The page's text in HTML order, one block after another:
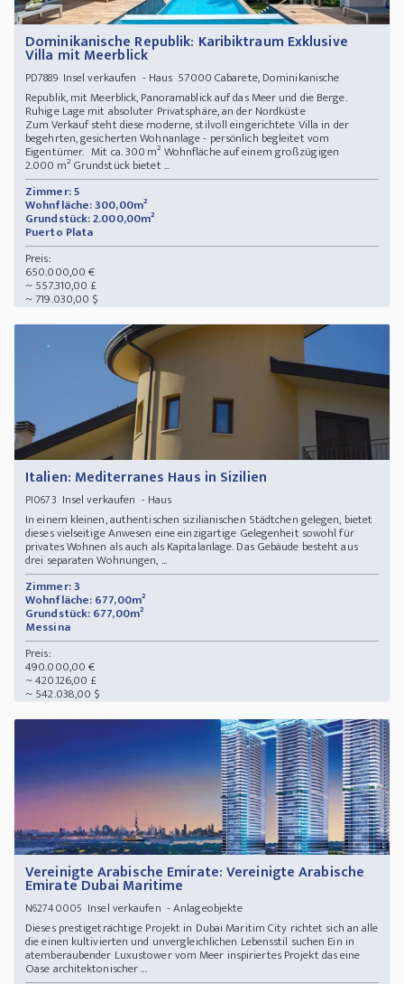
Dominikanische Republik: Karibiktraum Exklusive
Villa mit Meerblick
PD7889Insel verkaufen - Haus 57000 Cabarete, Dominikanische
Republik, mit Meerblick, Panoramablick auf das Meer und die Berge.
Ruhige Lage mit absoluter Privatsphäre, an der Nordküste
Zum Verkauf steht diese moderne, stilvoll eingerichtete Villa in der
begehrten, gesicherten Wohnanlage - persönlich begleitet vom
Eigentümer. Mit ca. 300 m² Wohnfläche auf einem großzügigen
2.000 m² Grundstück bietet ...
Zimmer: 5
Wohnfläche: 300,00m²
Grundstück: 2.000,00m²
Puerto Plata
Preis:
650.000,00 €
~ 557.310,00 £
~ 719.030,00 $
Italien: Mediterranes Haus in Sizilien
PI0673 Insel verkaufen - Haus
In einem kleinen, authentischen sizilianischen Städtchen gelegen, bietet
dieses vielseitige Anwesen eine einzigartige Gelegenheit sowohl für
privates Wohnen als auch als Kapitalanlage. Das Gebäude besteht aus
drei separaten Wohnungen, ...
Zimmer: 3
Wohnfläche: 677,00m²
Grundstück: 677,00m²
Messina
Preis:
490.000,00 €
~ 420.126,00 £
~ 542.038,00 $
Vereinigte Arabische Emirate: Vereinigte Arabische
Emirate Dubai Maritime
N62740005 Insel verkaufen - Anlageobjekte
Dieses prestigeträchtige Projekt in Dubai Maritim City richtet sich an alle
die einen kultivierten und unvergleichlichen Lebensstil suchen Ein in
atemberaubender Luxustower vom Meer inspiriertes Projekt das eine
Oase architektonischer ...